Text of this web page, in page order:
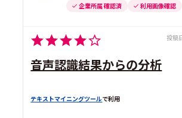
企業所属 確認済 利用画像確認
投稿
音声認識結果からの分析
テキストマイニングツールで利用